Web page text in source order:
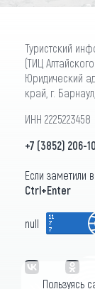
Туристский
(ТИЦ
Юридический
край, г.
ИНН
+7 (3852) 206-
Если заметили
Ctrl+Enter
null
Пользуясь